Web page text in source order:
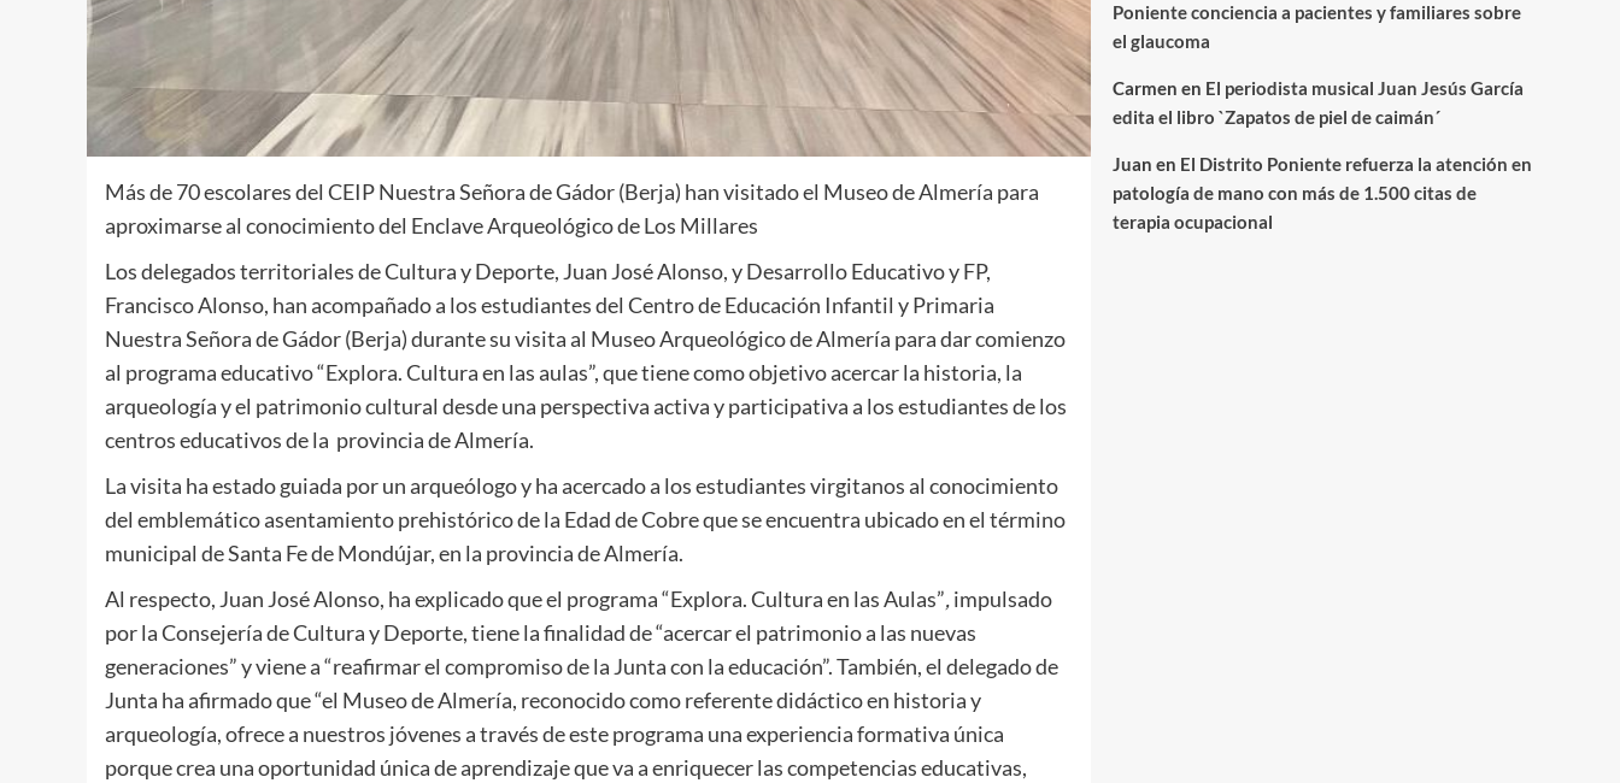
Más de 70 escolares del CEIP Nuestra Señora de Gádor (Berja) han visitado el Museo de Almería para
aproximarse al conocimiento del Enclave Arqueológico de Los Millares
Los delegados territoriales de Cultura y Deporte, Juan José Alonso, y Desarrollo Educativo y FP,
Francisco Alonso, han acompañado a los estudiantes del Centro de Educación Infantil y Primaria
Nuestra Señora de Gádor (Berja) durante su visita al Museo Arqueológico de Almería para dar comienzo
al programa educativo “Explora. Cultura en las aulas”, que tiene como objetivo acercar la historia, la
arqueología y el patrimonio cultural desde una perspectiva activa y participativa a los estudiantes de los
centros educativos de la provincia de Almería.
La visita ha estado guiada por un arqueólogo y ha acercado a los estudiantes virgitanos al conocimiento
del emblemático asentamiento prehistórico de la Edad de Cobre que se encuentra ubicado en el término
municipal de Santa Fe de Mondújar, en la provincia de Almería.
Al respecto, Juan José Alonso, ha explicado que el programa “Explora. Cultura en las Aulas”,impulsado
por la Consejería de Cultura y Deporte, tiene la finalidad de “acercar el patrimonio a las nuevas
generaciones” y viene a “reafirmar el compromiso de la Junta con la educación”. También, el delegado de
Junta ha afirmado que “el Museo de Almería, reconocido como referente didáctico en historia y
arqueología, ofrece a nuestros jóvenes a través de este programa una experiencia formativa única
porque crea una oportunidad única de aprendizaje que va a enriquecer las competencias educativas,
Poniente conciencia a pacientes y familiares sobre
el glaucoma
Carmen en El periodista musical Juan Jesús García
edita el libro `Zapatos de piel de caimán´
Juan en El Distrito Poniente refuerza la atención en
patología de mano con más de 1.500 citas de
terapia ocupacional